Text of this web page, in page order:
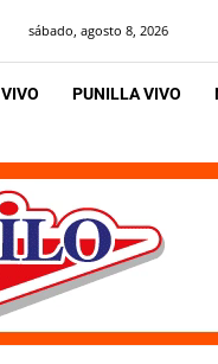
sábado, agosto 8, 2026
PUNILLA VIVO